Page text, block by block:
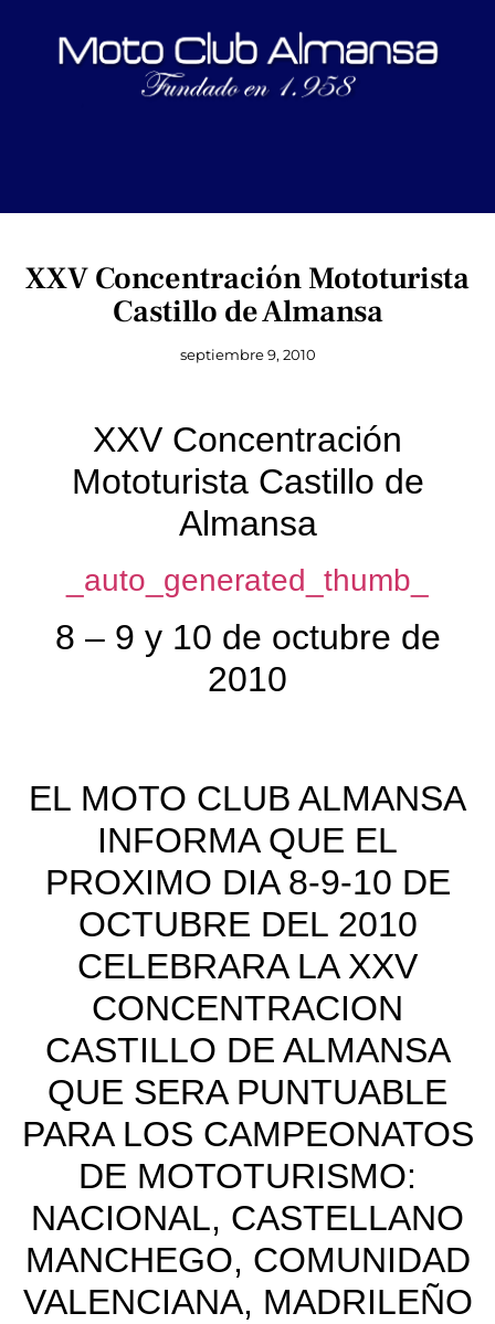
XXV Concentración Mototurista
Castillo de Almansa
septiembre 9, 2010
XXV Concentración
Mototurista Castillo de
Almansa
_auto_generated_thumb_
8 – 9 y 10 de octubre de
2010
EL MOTO CLUB ALMANSA
INFORMA QUE EL
PROXIMO DIA 8-9-10 DE
OCTUBRE DEL 2010
CELEBRARA LA XXV
CONCENTRACION
CASTILLO DE ALMANSA
QUE SERA PUNTUABLE
PARA LOS CAMPEONATOS
DE MOTOTURISMO:
NACIONAL, CASTELLANO
MANCHEGO, COMUNIDAD
VALENCIANA, MADRILEÑO